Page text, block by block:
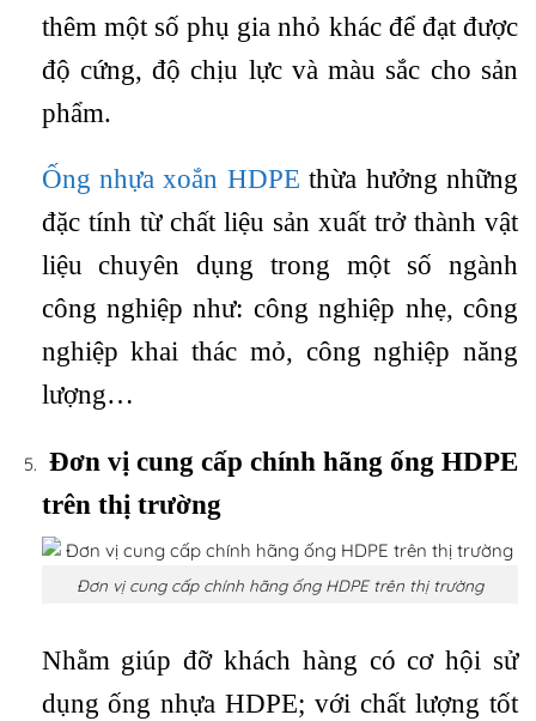
thêm một số phụ gia nhỏ khác để đạt được
độ cứng, độ chịu lực và màu sắc cho sản
phẩm.
Ống nhựa xoắn HDPE thừa hưởng những
đặc tính từ chất liệu sản xuất trở thành vật
liệu chuyên dụng trong một số ngành
công nghiệp như: công nghiệp nhẹ, công
nghiệp khai thác mỏ, công nghiệp năng
lượng…
Đơn vị cung cấp chính hãng ống HDPE
trên thị trường
Đơn vị cung cấp chính hãng ống HDPE trên thị trường
Nhằm giúp đỡ khách hàng có cơ hội sử
dụng ống nhựa HDPE; với chất lượng tốt